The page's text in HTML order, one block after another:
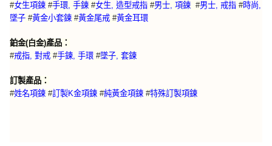
#女生項鍊 #手環, 手鍊 #女生, 造型戒指 #男士, 項鍊 #男士, 戒指 #時尚,
墜子 #黃金小套鍊 #黃金尾戒 #黃金耳環
鉑金(白金)產品：
#戒指, 對戒 #手鍊, 手環 #墜子, 套鍊
訂製產品：
#姓名項鍊 #訂製K金項鍊 #純黃金項鍊 #特殊訂製項鍊